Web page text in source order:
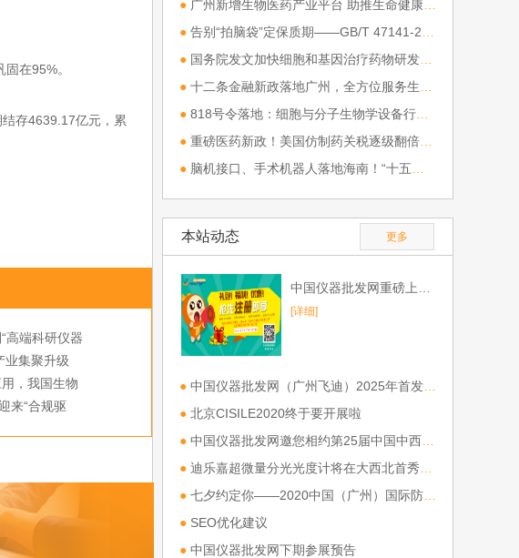
在95%。
存4639.17亿元，累
高端科研仪器
南的通知
业集聚升级
，我国生物
来“合规驱
● 广州新增生物医药产业平台 助推生命健康产业集聚升级
● 告别“拍脑袋”定保质期——GB/T 47141-2026《食品保质期确定指南》深度解析
● 国务院发文加快细胞和基因治疗药物研发应用，我国生物医药产业迎来顶层战略升级
● 十二条金融新政落地广州，全方位服务生物医药全产业链
● 818号令落地：细胞与分子生物学设备行业迎来“合规驱动”新格局
● 重磅医药新政！美国仿制药关税逐级翻倍，最高 200%
● 脑机接口、手术机器人落地海南！“十五五” 布局全链条智慧医疗
本站动态 更多
[详细]
● 中国仪器批发网（广州飞迪）2025年首发参展第一站CHINA LAB 2025
● 北京CISILE2020终于要开展啦
● 中国仪器批发网邀您相约第25届中国中西部（合肥）医疗器械
● 迪乐嘉超微量分光光度计将在大西北首秀（第三十八届西部国际医疗器械展）
● 七夕约定你——2020中国（广州）国际防疫物资展
● SEO优化建议
● 中国仪器批发网下期参展预告